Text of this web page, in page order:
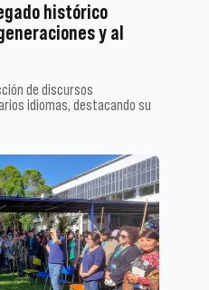
histórico
y al
de discursos
idiomas, destacando su